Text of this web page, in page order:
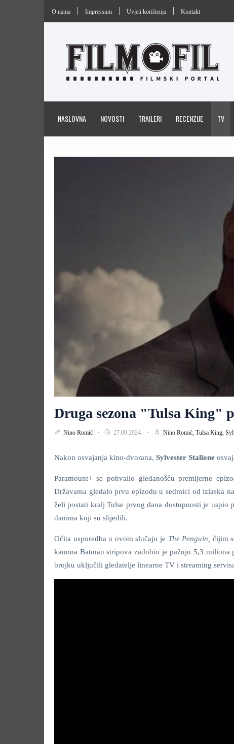
O nama Impressum Uvjeti korištenja Kontakt
NASLOVNA NOVOSTI TRAILERI RECENZIJE TV
Druga sezona "Tulsa King"
Nino Romić 27.09.2024. Nino Romić, Tulsa King,
Nakon osvajanja kino-dvorana, Sylvester Stallone
Paramount+ se pohvalio gledanošću premijerne
Državama gledalo prvu epizodu u sedmici od izlaska
želi postati kralj Tulse prvog dana dostupnosti je
danima koji su slijedili.
Očita usporedba u ovom slučaju je The Penguin, čijim
kanona Batman stripova zadobio je pažnju 5,3
brojku uključili gledatelje linearne TV i streaming